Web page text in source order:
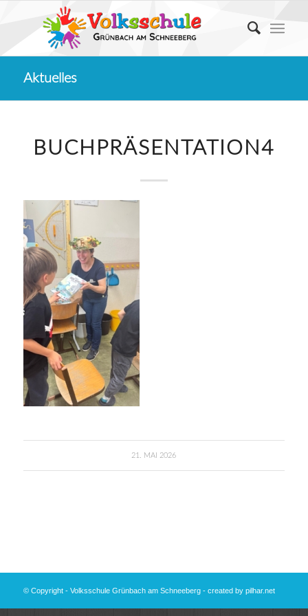
Aktuelles
BUCHPRÄSENTATION4
21. MAI 2026
© Copyright - Volksschule Grünbach am Schneeberg - created by pilhar.net